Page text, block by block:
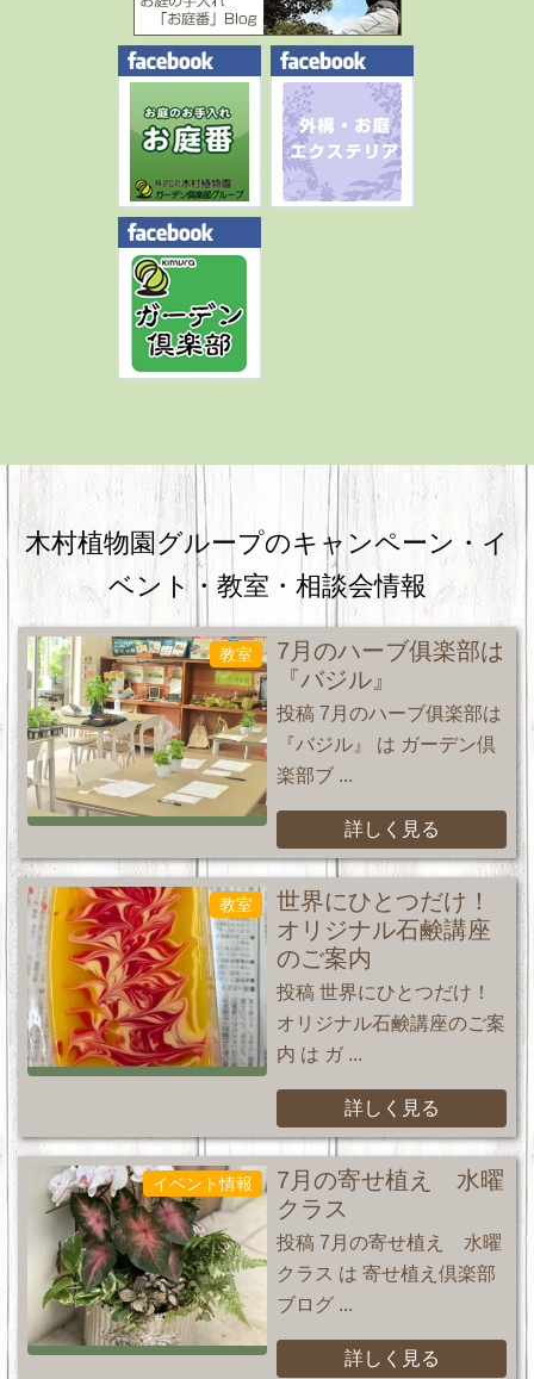
木村植物園グループのキャンペーン・イ
ベント・教室・相談会情報
教室
7月のハーブ俱楽部は
『バジル』
投稿 7月のハーブ俱楽部は
『バジル』 は ガーデン倶
楽部ブ ...
詳しく見る
教室
世界にひとつだけ！
オリジナル石鹸講座
のご案内
投稿 世界にひとつだけ！
オリジナル石鹸講座のご案
内 は ガ ...
詳しく見る
イベント情報
7月の寄せ植え 水曜
クラス
投稿 7月の寄せ植え 水曜
クラス は 寄せ植え倶楽部
ブログ ...
詳しく見る